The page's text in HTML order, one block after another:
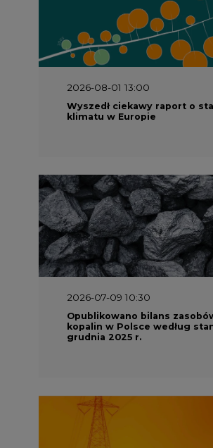
2026-08-01 13:00
Wyszedł ciekawy raport o
klimatu w Europie
2026-07-09 10:30
Opublikowano bilans
kopalin w Polsce według
grudnia 2025 r.